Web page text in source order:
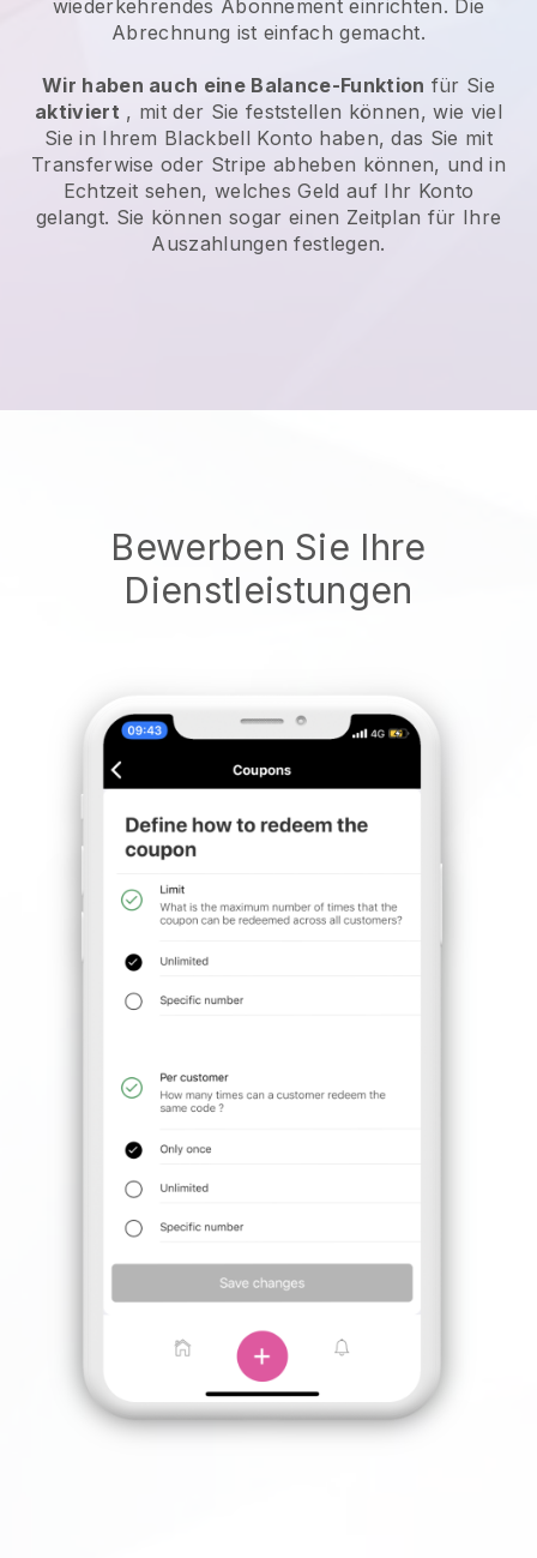
wiederkehrendes Abonnement einrichten. Die
Abrechnung ist einfach gemacht.
Wir haben auch eine Balance-Funktion für Sie
aktiviert , mit der Sie feststellen können, wie viel
Sie in Ihrem Blackbell Konto haben, das Sie mit
Transferwise oder Stripe abheben können, und in
Echtzeit sehen, welches Geld auf Ihr Konto
gelangt. Sie können sogar einen Zeitplan für Ihre
Auszahlungen festlegen.
Bewerben Sie Ihre
Dienstleistungen